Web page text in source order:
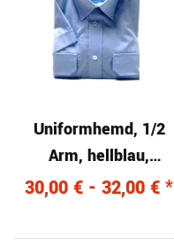
Uniformhemd, 1/2
Arm, hellblau,
Mischgewebe (55/45)
30,00 € - 32,00 € *